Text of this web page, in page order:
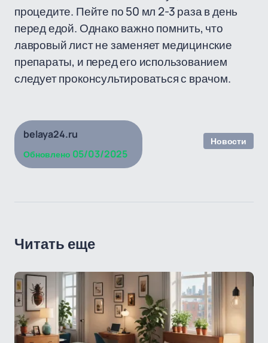
процедите. Пейте по 50 мл 2-3 раза в день
перед едой. Однако важно помнить, что
лавровый лист не заменяет медицинские
препараты, и перед его использованием
следует проконсультироваться с врачом.
belaya24.ru
Обновлено 05/03/2025
Новости
Читать еще